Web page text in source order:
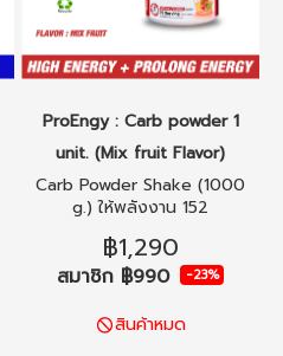
ProEngy : Carb powder 1
unit. (Mix fruit Flavor)
Carb Powder Shake (1000
g.) ให้พลังงาน 152
Kcal./Serving
฿1,290
สมาชิก ฿990 -23%
สินค้าหมด